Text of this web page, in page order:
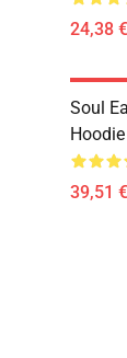
24,38
Soul
Hoodie
39,51